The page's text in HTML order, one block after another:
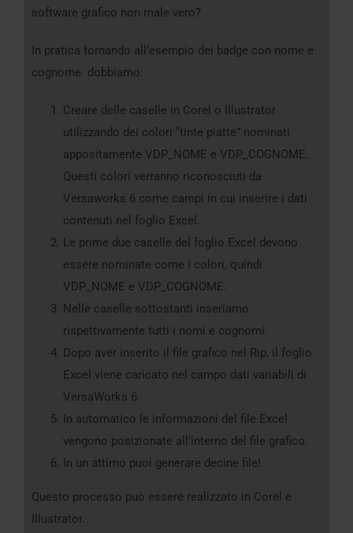
software grafico non male vero?
In pratica tornando all’esempio dei badge con nome e
cognome dobbiamo:
Creare delle caselle in Corel o Illustrator
utilizzando dei colori “tinte piatte” nominati
appositamente VDP_NOME e VDP_COGNOME.
Questi colori verranno riconosciuti da
Versaworks 6 come campi in cui inserire i dati
contenuti nel foglio Excel.
Le prime due caselle del foglio Excel devono
essere nominate come i colori, quindi
VDP_NOME e VDP_COGNOME.
Nelle caselle sottostanti inseriamo
rispettivamente tutti i nomi e cognomi.
Dopo aver inserito il file grafico nel Rip, il foglio
Excel viene caricato nel campo dati variabili di
VersaWorks 6.
In automatico le informazioni del file Excel
vengono posizionate all’interno del file grafico.
In un attimo puoi generare decine file!
Questo processo può essere realizzato in Corel e
Illustrator.